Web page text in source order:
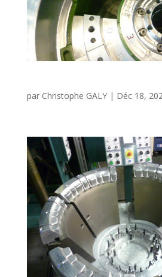
par Christophe GALY| Déc 18,